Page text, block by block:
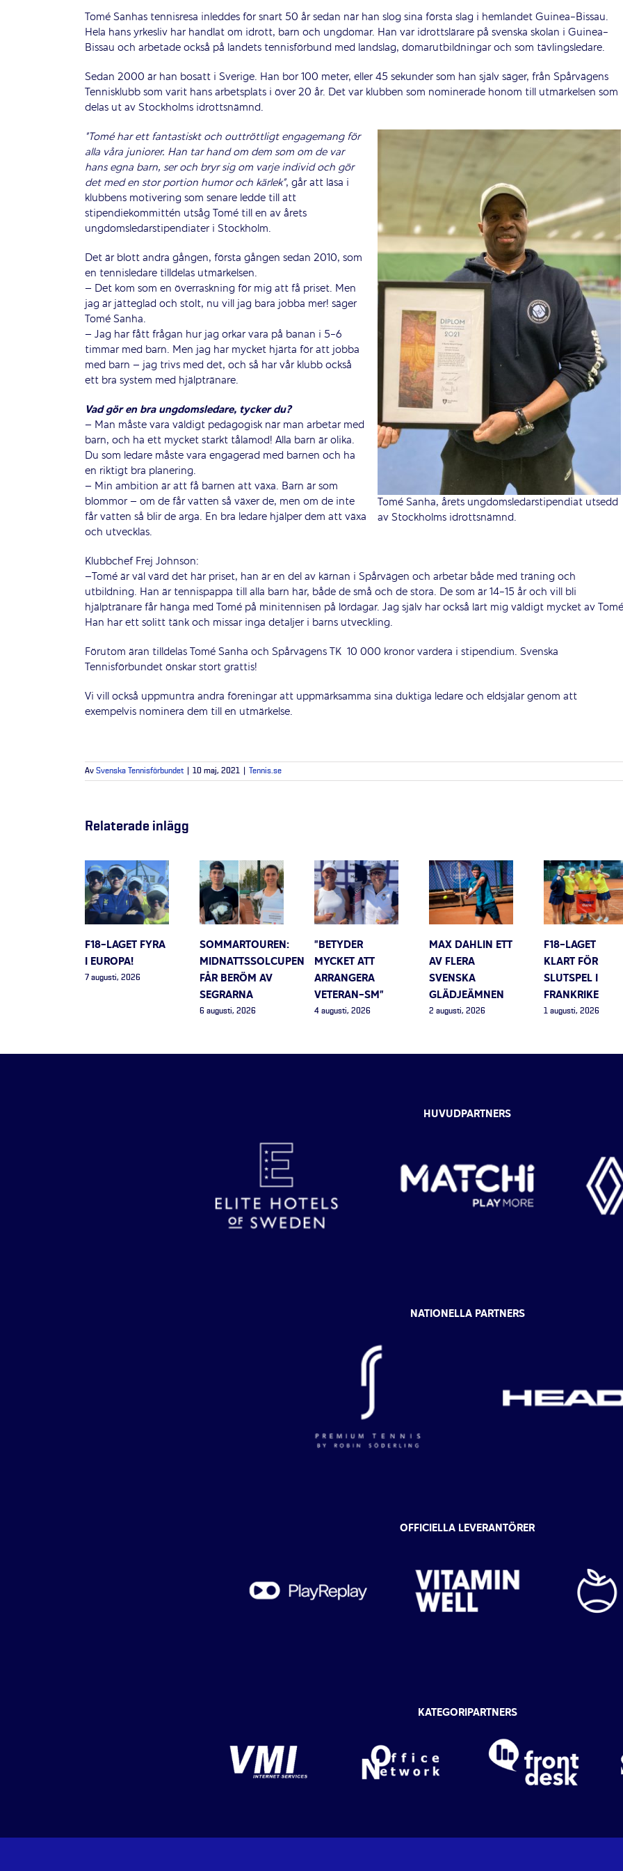
Tomé Sanhas tennisresa inleddes för snart 50 år sedan när han slog sina första slag i hemlandet Guinea-Bissau.
Hela hans yrkesliv har handlat om idrott, barn och ungdomar. Han var idrottslärare på svenska skolan i Guinea-
Bissau och arbetade också på landets tennisförbund med landslag, domarutbildningar och som tävlingsledare.
Sedan 2000 är han bosatt i Sverige. Han bor 100 meter, eller 45 sekunder som han själv säger, från Spårvägens
Tennisklubb som varit hans arbetsplats i över 20 år. Det var klubben som nominerade honom till utmärkelsen som
delas ut av Stockholms idrottsnämnd.
Tomé Sanha, årets ungdomsledarstipendiat utsedd
av Stockholms idrottsnämnd.
”Tomé har ett fantastiskt och outtröttligt engagemang för
alla våra juniorer. Han tar hand om dem som om de var
hans egna barn, ser och bryr sig om varje individ och gör
det med en stor portion humor och kärlek”, går att läsa i
klubbens motivering som senare ledde till att
stipendiekommittén utsåg Tomé till en av årets
ungdomsledarstipendiater i Stockholm.
Det är blott andra gången, första gången sedan 2010, som
en tennisledare tilldelas utmärkelsen.
– Det kom som en överraskning för mig att få priset. Men
jag är jätteglad och stolt, nu vill jag bara jobba mer! säger
Tomé Sanha.
– Jag har fått frågan hur jag orkar vara på banan i 5-6
timmar med barn. Men jag har mycket hjärta för att jobba
med barn – jag trivs med det, och så har vår klubb också
ett bra system med hjälptränare.
Vad gör en bra ungdomsledare, tycker du?
– Man måste vara väldigt pedagogisk när man arbetar med
barn, och ha ett mycket starkt tålamod! Alla barn är olika.
Du som ledare måste vara engagerad med barnen och ha
en riktigt bra planering.
– Min ambition är att få barnen att växa. Barn är som
blommor – om de får vatten så växer de, men om de inte
får vatten så blir de arga. En bra ledare hjälper dem att växa
och utvecklas.
Klubbchef Frej Johnson:
–Tomé är väl värd det här priset, han är en del av kärnan i Spårvägen och arbetar både med träning och
utbildning. Han är tennispappa till alla barn här, både de små och de stora. De som är 14-15 år och vill bli
hjälptränare får hänga med Tomé på minitennisen på lördagar. Jag själv har också lärt mig väldigt mycket av
Han har ett solitt tänk och missar inga detaljer i barns utveckling.
Förutom äran tilldelas Tomé Sanha och Spårvägens TK 10 000 kronor vardera i stipendium. Svenska
Tennisförbundet önskar stort grattis!
Vi vill också uppmuntra andra föreningar att uppmärksamma sina duktiga ledare och eldsjälar genom att
exempelvis nominera dem till en utmärkelse.
Av Svenska Tennisförbundet 10 maj, 2021 Tennis.se
Relaterade inlägg
F18-LAGET FYRA
I EUROPA!
7 augusti, 2026
SOMMARTOUREN:
MIDNATTSSOLCUPEN
FÅR BERÖM AV
SEGRARNA
6 augusti, 2026
”BETYDER
MYCKET ATT
ARRANGERA
VETERAN-SM”
4 augusti, 2026
MAX DAHLIN ETT
AV FLERA
SVENSKA
GLÄDJEÄMNEN
2 augusti, 2026
F18-LAGET
KLART FÖR
SLUTSPEL I
FRANKRIKE
1 augusti, 2026
HUVUDPARTNERS
NATIONELLA PARTNERS
OFFICIELLA LEVERANTÖRER
KATEGORIPARTNERS